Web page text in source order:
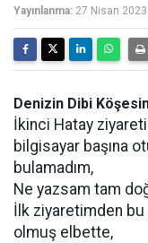
Yayınlanma: 27 Nisan
Denizin Dibi
İkinci Hatay
bilgisayar başına
bulamadım,
Ne yazsam tam
İlk ziyaretimden
olmuş elbette,